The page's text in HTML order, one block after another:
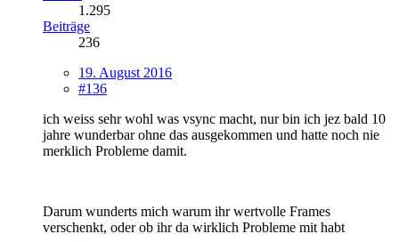
1.295
Beiträge
236
19. August 2016
#136
ich weiss sehr wohl was vsync macht, nur bin ich jez bald 10
jahre wunderbar ohne das ausgekommen und hatte noch nie
merklich Probleme damit.
Darum wunderts mich warum ihr wertvolle Frames
verschenkt, oder ob ihr da wirklich Probleme mit habt